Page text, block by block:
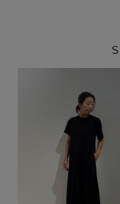
■こちらは手洗い可能な商